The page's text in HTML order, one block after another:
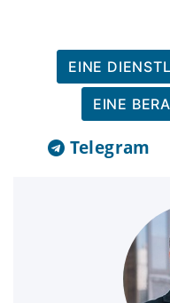
EINE
EINE
Telegram